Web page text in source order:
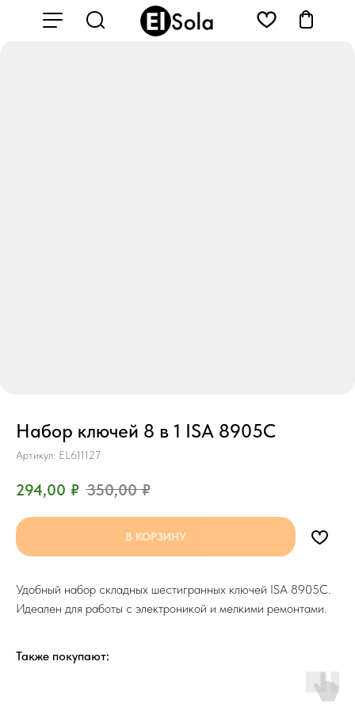
Набор ключей 8 в 1 ISA 8905C
Артикул: EL611127
294,00 ₽ 350,00 ₽
В КОРЗИНУ
Удобный набор складных шестигранных ключей ISA 8905C.
Идеален для работы с электроникой и мелкими ремонтами.
Также покупают: